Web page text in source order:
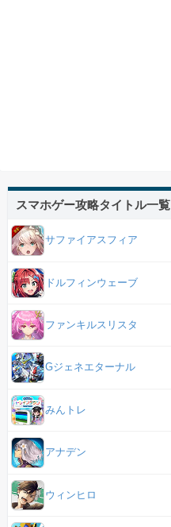
スマホゲー攻略タイトル一覧
サファイアスフィア
ドルフィンウェーブ
ファンキルスリスタ
Gジェネエターナル
みんトレ
アナデン
ウィンヒロ